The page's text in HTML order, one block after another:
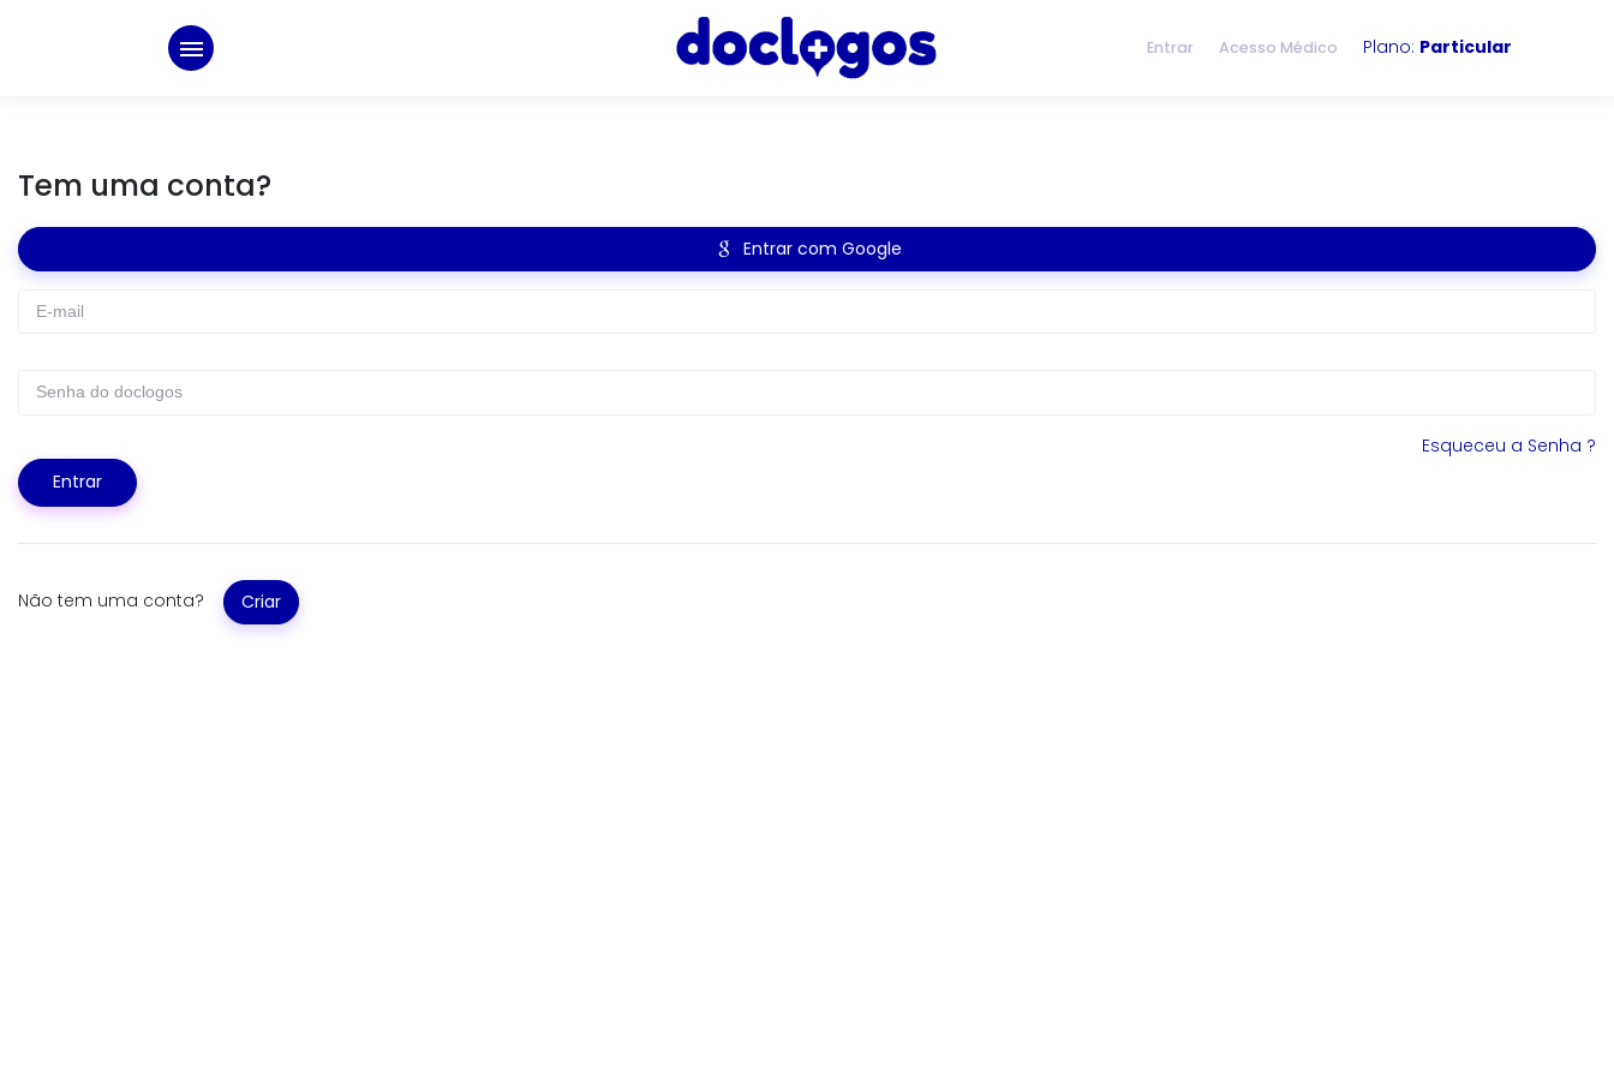
Entrar Acesso Médico Plano: Particular
Tem uma conta?
Entrar com Google
Esqueceu a Senha ?
Entrar
Não tem uma conta? Criar